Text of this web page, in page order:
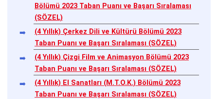
Bölümü 2023 Taban Puanı ve Başarı Sıralaması
(SÖZEL)
(4 Yıllık) Çerkez Dili ve Kültürü Bölümü 2023
Taban Puanı ve Başarı Sıralaması (SÖZEL)
(4 Yıllık) Çizgi Film ve Animasyon Bölümü 2023
Taban Puanı ve Başarı Sıralaması (SÖZEL)
(4 Yıllık) El Sanatları (M.T.O.K.) Bölümü 2023
Taban Puanı ve Başarı Sıralaması (SÖZEL)